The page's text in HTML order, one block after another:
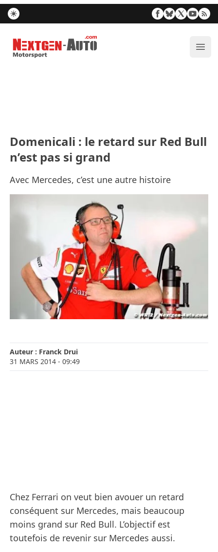
Nextgen-Auto.com
Domenicali : le retard sur Red Bull
n’est pas si grand
Avec Mercedes, c’est une autre histoire
Auteur : Franck Drui
31 MARS 2014 - 09:49
Chez Ferrari on veut bien avouer un retard
conséquent sur Mercedes, mais beaucoup
moins grand sur Red Bull. L’objectif est
toutefois de revenir sur Mercedes aussi.